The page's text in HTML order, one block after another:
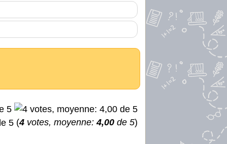
(4 votes, moyenne:4,00 de 5)